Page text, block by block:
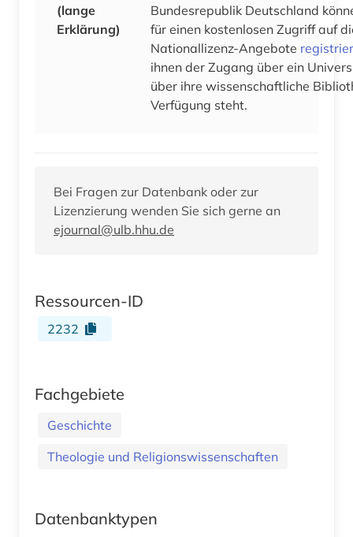
(lange
Erklärung)
Bundesrepublik Deutschland
für einen kostenlosen Zugriff auf
Nationallizenz-Angebote
ihnen der Zugang über ein
über ihre wissenschaftliche
Verfügung steht.
Bei Fragen zur Datenbank oder zur
Lizenzierung wenden Sie sich gerne an
ejournal@ulb.hhu.de
Ressourcen-ID
2232
Fachgebiete
Geschichte
Theologie und Religionswissenschaften
Datenbanktypen